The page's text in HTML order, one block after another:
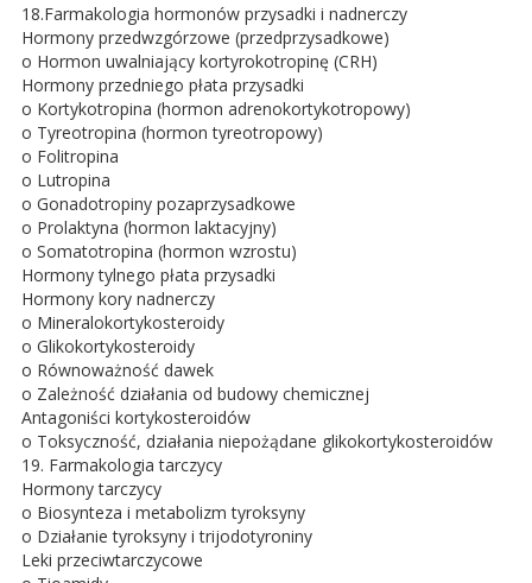
18.Farmakologia hormonów przysadki i nadnerczy
Hormony przedwzgórzowe (przedprzysadkowe)
o Hormon uwalniający kortyrokotropinę (CRH)
Hormony przedniego płata przysadki
o Kortykotropina (hormon adrenokortykotropowy)
o Tyreotropina (hormon tyreotropowy)
o Folitropina
o Lutropina
o Gonadotropiny pozaprzysadkowe
o Prolaktyna (hormon laktacyjny)
o Somatotropina (hormon wzrostu)
Hormony tylnego płata przysadki
Hormony kory nadnerczy
o Mineralokortykosteroidy
o Glikokortykosteroidy
o Równoważność dawek
o Zależność działania od budowy chemicznej
Antagoniści kortykosteroidów
o Toksyczność, działania niepożądane glikokortykosteroidów
19. Farmakologia tarczycy
Hormony tarczycy
o Biosynteza i metabolizm tyroksyny
o Działanie tyroksyny i trijodotyroniny
Leki przeciwtarczycowe